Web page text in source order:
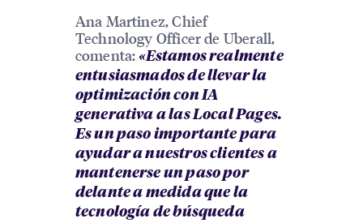
Ana Martinez, Chief
Technology Officer de Uberall,
comenta:«Estamos realmente
entusiasmados de llevar la
optimización con IA
generativa a las Local Pages.
Es un paso importante para
ayudar a nuestros clientes a
mantenerse un paso por
delante a medida que la
tecnología de búsqueda